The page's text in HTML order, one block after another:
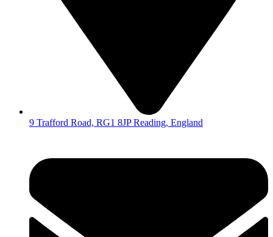
9 Trafford Road, RG1 8JP Reading, England